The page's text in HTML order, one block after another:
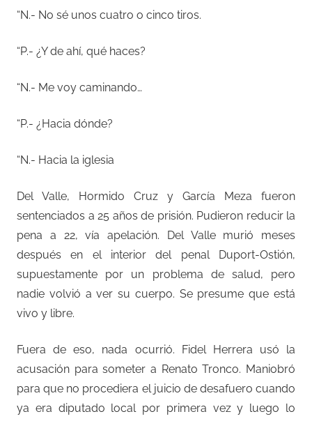
“N.- No sé unos cuatro o cinco tiros.
“P.- ¿Y de ahí, qué haces?
“N.- Me voy caminando…
“P.- ¿Hacia dónde?
“N.- Hacia la iglesia
Del Valle, Hormido Cruz y García Meza fueron
sentenciados a 25 años de prisión. Pudieron reducir la
pena a 22, vía apelación. Del Valle murió meses
después en el interior del penal Duport-Ostión,
supuestamente por un problema de salud, pero
nadie volvió a ver su cuerpo. Se presume que está
vivo y libre.
Fuera de eso, nada ocurrió. Fidel Herrera usó la
acusación para someter a Renato Tronco. Maniobró
para que no procediera el juicio de desafuero cuando
ya era diputado local por primera vez y luego lo